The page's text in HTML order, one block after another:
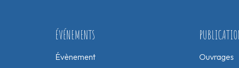
ÉVÉNEMENTS
Évènement Ouvrages